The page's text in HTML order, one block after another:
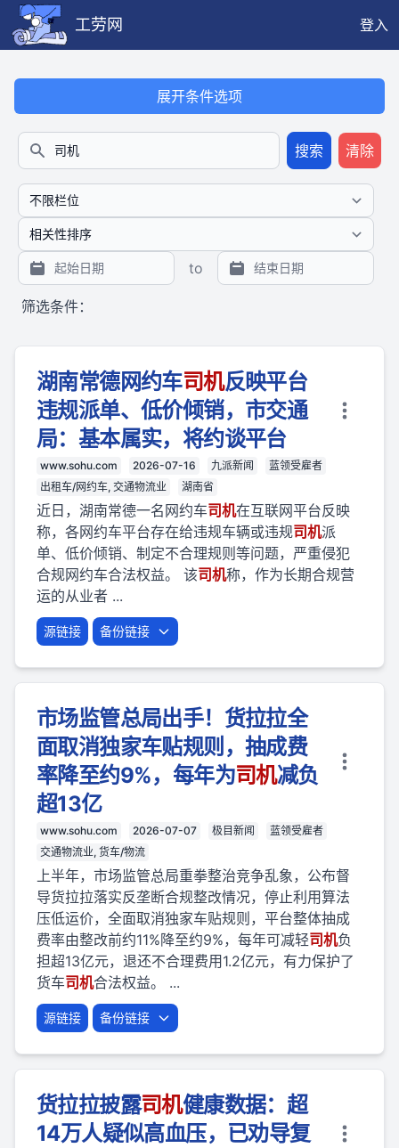
工劳网
登入
展开条件选项
搜索
搜索 清除
to
筛选条件：
湖南常德网约车司机反映平台
违规派单、低价倾销，市交通
局：基本属实，将约谈平台
www.sohu.com 2026-07-16 九派新闻
蓝领受雇者
出租车/网约车, 交通物流业
湖南省
近日，湖南常德一名网约车司机在互联网平台反映
称，各网约车平台存在给违规车辆或违规司机派
单、低价倾销、制定不合理规则等问题，严重侵犯
合规网约车合法权益。 该司机称，作为长期合规营
运的从业者 ...
源链接 备份链接
市场监管总局出手！货拉拉全
面取消独家车贴规则，抽成费
率降至约9%，每年为司机减负
超13亿
www.sohu.com 2026-07-07 极目新闻
蓝领受雇者
交通物流业, 货车/物流
上半年，市场监管总局重拳整治竞争乱象，公布督
导货拉拉落实反垄断合规整改情况，停止利用算法
压低运价，全面取消独家车贴规则，平台整体抽成
费率由整改前约11%降至约9%，每年可减轻司机负
担超13亿元，退还不合理费用1.2亿元，有力保护了
货车司机合法权益。 ...
源链接 备份链接
货拉拉披露司机健康数据：超
14万人疑似高血压，已劝导复